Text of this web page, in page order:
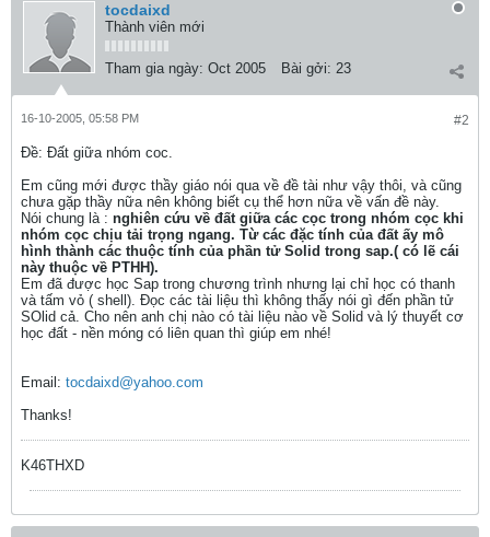
tocdaixd
Thành viên mới
Tham gia ngày: Oct 2005 Bài gởi: 23
#2
16-10-2005, 05:58 PM
Ðề: Đất giữa nhóm coc.
Em cũng mới được thầy giáo nói qua về đề tài như vậy thôi, và cũng
chưa gặp thầy nữa nên không biết cụ thể hơn nữa về vấn đề này.
Nói chung là : nghiên cứu về đất giữa các cọc trong nhóm cọc khi
nhóm cọc chịu tải trọng ngang. Từ các đặc tính của đất ấy mô
hình thành các thuộc tính của phần tử Solid trong sap.( có lẽ cái
này thuộc về PTHH).
Em đã được học Sap trong chương trình nhưng lại chỉ học có thanh
và tấm vỏ ( shell). Đọc các tài liệu thì không thấy nói gì đến phần tử
SOlid cả. Cho nên anh chị nào có tài liệu nào về Solid và lý thuyết cơ
học đất - nền móng có liên quan thì giúp em nhé!
Email: tocdaixd@yahoo.com
Thanks!
K46THXD